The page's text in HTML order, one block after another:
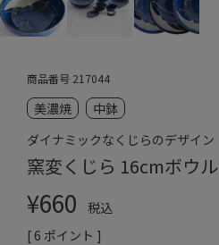
商品番号 217044
美濃焼
中鉢
ダイナミックなくじらのデザイン
窯変くじら 16cmボウル
¥660
税込
[ 6 ポイント ]